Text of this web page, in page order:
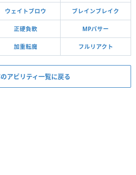
ウェイトブロウ ブレインブレイク
正硬負軟 MPパサー
加重転魔 フルリアクト
アビリティ一覧に戻る